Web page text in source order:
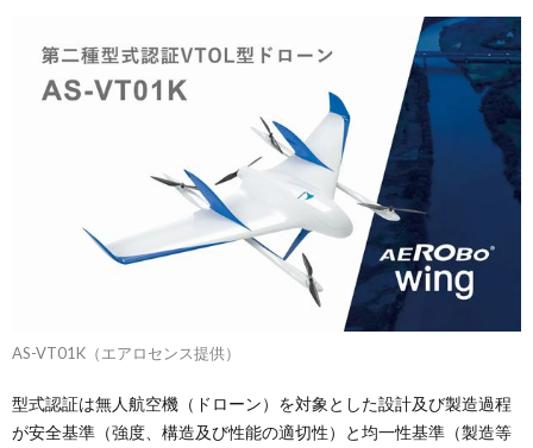
AS-VT01K（エアロセンス提供）
型式認証は無人航空機（ドローン）を対象とした設計及び製造過程
が安全基準（強度、構造及び性能の適切性）と均一性基準（製造等